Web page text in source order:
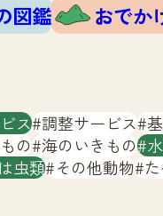
図鑑 おでか
ス 調整サービス
の 海のいきもの
は虫類 その他動物